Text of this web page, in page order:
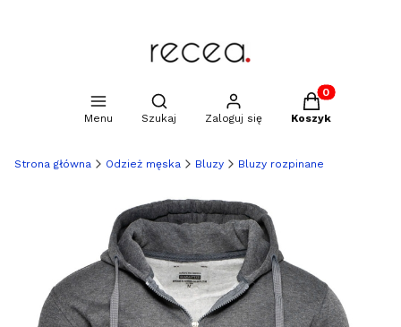
Menu
Otwórz wyszukiwarkę
Szukaj Zaloguj się
Produkty w
Koszyk
Strona główna Odzież męska Bluzy Bluzy rozpinane